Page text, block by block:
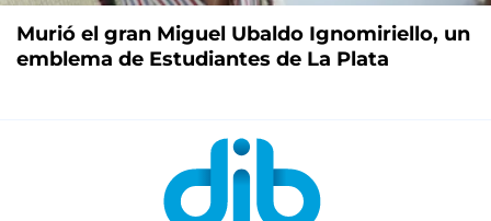
Murió el gran Miguel Ubaldo Ignomiriello, un
emblema de Estudiantes de La Plata